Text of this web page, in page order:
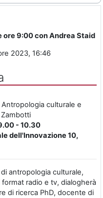
ore 9:00 con Andrea Staid
2023, 16:46
culturale e
- 10.30
dell'Innovazione 10,
antropologia culturale,
radio e tv, dialogherà
di ricerca PhD, docente di